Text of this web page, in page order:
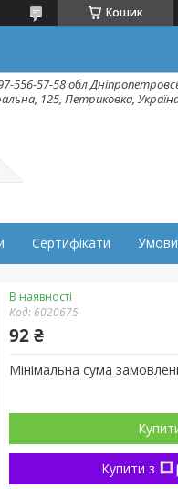
Кошик
556-57-58 обл
125, Петриковка,
Сертифікати Умови
В наявності
Код: 6020675
92 ₴
Мінімальна сума
Купити з